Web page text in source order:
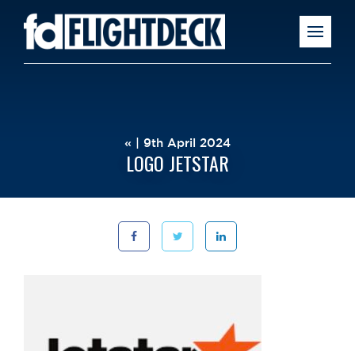
« | 9th April 2024
LOGO JETSTAR